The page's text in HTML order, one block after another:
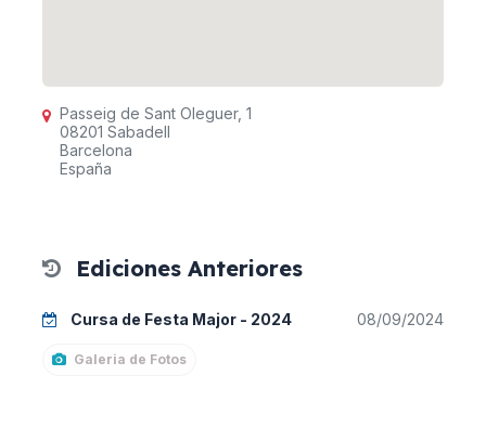
Passeig de Sant Oleguer, 1
08201 Sabadell
Barcelona
España
Ediciones Anteriores
Cursa de Festa Major - 2024 08/09/2024
Galeria de Fotos